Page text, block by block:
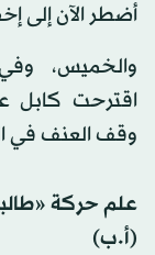
أضطر الآن إلى
والخميس،
اقترحت كابل
وقف العنف في
علم حركة
(أ.ب)